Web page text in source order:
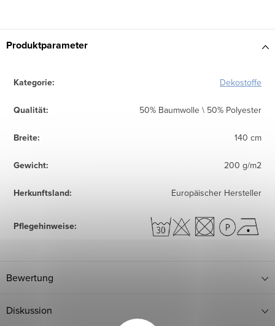
Produktparameter
Kategorie: Dekostoffe
Qualität: 50% Baumwolle \ 50% Polyester
Breite: 140 cm
Gewicht: 200 g/m2
Herkunftsland: Europäischer Hersteller
Pflegehinweise:
Bewertung
Diskussion